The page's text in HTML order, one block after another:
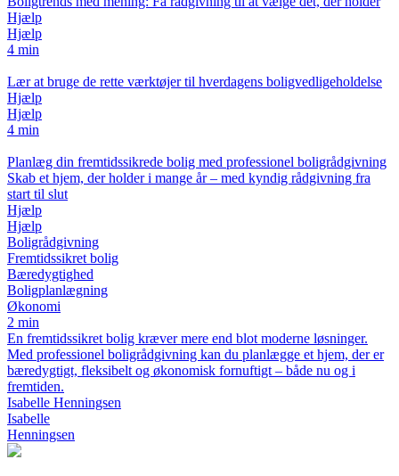
Hjælp
Hjælp
4 min
Lær at bruge de rette værktøjer til hverdagens boligvedligeholdelse
Hjælp
Hjælp
4 min
Planlæg din fremtidssikrede bolig med professionel boligrådgivning
Skab et hjem, der holder i mange år – med kyndig rådgivning fra
start til slut
Hjælp
Hjælp
Boligrådgivning
Fremtidssikret bolig
Bæredygtighed
Boligplanlægning
Økonomi
2 min
En fremtidssikret bolig kræver mere end blot moderne løsninger.
Med professionel boligrådgivning kan du planlægge et hjem, der er
bæredygtigt, fleksibelt og økonomisk fornuftigt – både nu og i
fremtiden.
Isabelle Henningsen
Isabelle
Henningsen